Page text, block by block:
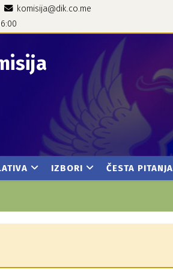
komisija@dik.co.me
IZBORI ČESTA PITANJA